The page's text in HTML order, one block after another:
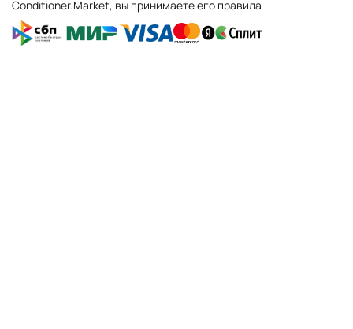
Conditioner.Market, вы принимаете его правила